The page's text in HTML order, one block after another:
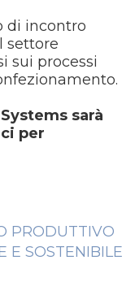
di incontro
settore
sui processi
sarà
per
PRODUTTIVO
E SOSTENIBILE